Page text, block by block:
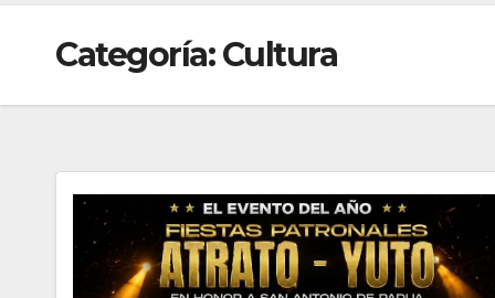
Categoría:Cultura